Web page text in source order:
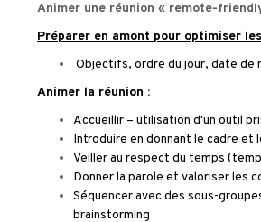
Animer une réunion « remote-
Préparer en amont pour optimiser
Objectifs, ordre du jour, date de
Animer la réunion :
Accueillir – utilisation d'un outil
Introduire en donnant le cadre et
Veiller au respect du temps
Donner la parole et valoriser les
Séquencer avec des sous-
brainstorming